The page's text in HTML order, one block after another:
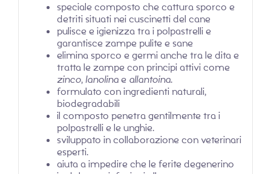
speciale composto che cattura sporco e
detriti situati nei cuscinetti del cane
pulisce e igienizza tra i polpastrelli e
garantisce zampe pulite e sane
elimina sporco e germi anche tra le dita e
tratta le zampe con principi attivi come
zinco,lanolinae allantoina.
formulato con ingredienti naturali,
biodegradabili
il composto penetra gentilmente tra i
polpastrelli e le unghie.
sviluppato in collaborazione con veterinari
esperti.
aiuta a impedire che le ferite degenerino